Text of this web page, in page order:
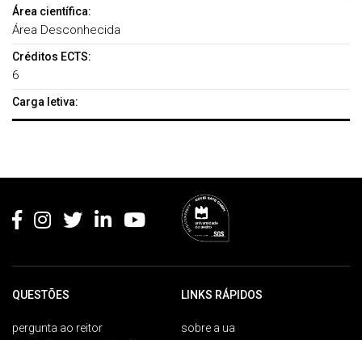
Área científica:
Área Desconhecida
Créditos ECTS:
6
Carga letiva:
QUESTÕES
pergunta ao reitor
LINKS RÁPIDOS
sobre a ua